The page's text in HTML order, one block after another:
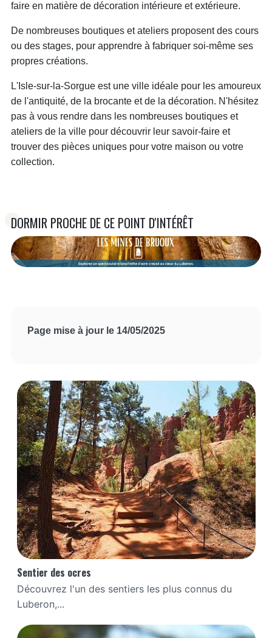
faire en matière de décoration intérieure et extérieure.
De nombreuses boutiques et ateliers proposent des cours
ou des stages, pour apprendre à fabriquer soi-même ses
propres créations.
L'Isle-sur-la-Sorgue est une ville idéale pour les amoureux
de l'antiquité, de la brocante et de la décoration. N'hésitez
pas à vous rendre dans les nombreuses boutiques et
ateliers de la ville pour découvrir leur savoir-faire et
trouver des pièces uniques pour votre maison ou votre
collection.
DORMIR PROCHE DE CE POINT D'INTÉRÊT
Page mise à jour le 14/05/2025
Sentier des ocres
Découvrez l'un des sentiers les plus connus du
Luberon,...